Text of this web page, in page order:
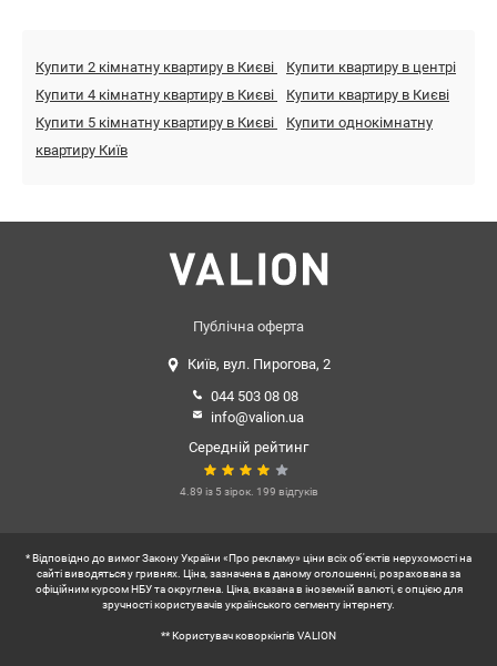
Купити 2 кімнатну квартиру в Києві
Купити квартиру в центрі
Купити 4 кімнатну квартиру в Києві
Купити квартиру в Києві
Купити 5 кімнатну квартиру в Києві
Купити однокімнатну
квартиру Київ
Публічна оферта
Київ, вул. Пирогова, 2
044 503 08 08
info@valion.ua
Середній рейтинг
4.89 із 5 зірок. 199 відгуків
* Відповідно до вимог Закону України «Про рекламу» ціни всіх об'єктів нерухомості на
сайті виводяться у гривнях. Ціна, зазначена в даному оголошенні, розрахована за
офіційним курсом НБУ та округлена. Ціна, вказана в іноземній валюті, є опцією для
зручності користувачів українського сегменту інтернету.
** Користувач коворкінгів VALION